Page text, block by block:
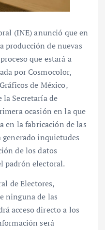
(INE) anunció que en
producción de nuevas
que estará a
por Cosmocolor,
de México,
la Secretaría de
ocasión en la que
en la fabricación de las
generado inquietudes
de los datos
padrón electoral.
de Electores,
ninguna de las
acceso directo a los
será